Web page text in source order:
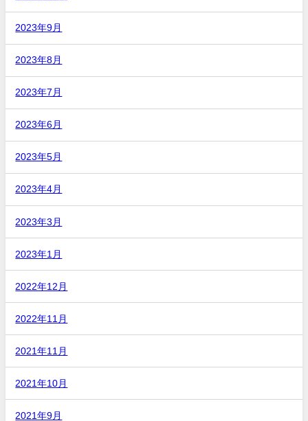
2023年9月
2023年8月
2023年7月
2023年6月
2023年5月
2023年4月
2023年3月
2023年1月
2022年12月
2022年11月
2021年11月
2021年10月
2021年9月